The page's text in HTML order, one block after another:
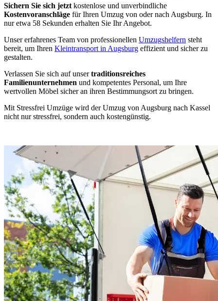
Sichern Sie sich jetzt kostenlose und unverbindliche
Kostenvoranschläge für Ihren Umzug von oder nach Augsburg. In
nur etwa 58 Sekunden erhalten Sie Ihr Angebot.
Unser erfahrenes Team von professionellen Umzugshelfern steht
bereit, um Ihren Kleintransport in Augsburg effizient und sicher zu
gestalten.
Verlassen Sie sich auf unsertraditionsreiches
Familienunternehmen und kompetentes Personal, um Ihre
wertvollen Möbel sicher an ihren Bestimmungsort zu bringen.
Mit Stressfrei Umzüge wird der Umzug von Augsburg nach Kassel
nicht nur stressfrei, sondern auch kostengünstig.